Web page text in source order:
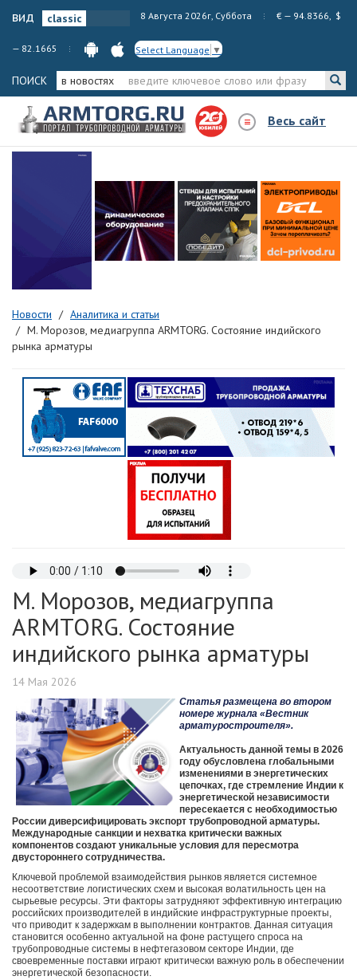
вид 8 Августа 2026г, Суббота € — 94.8366, $
— 82.1665 Select Language ▼
ПОИСК в новостях
Весь сайт
Новости
Аналитика и статьи
М. Морозов, медиагруппа ARMTORG. Состояние индийского
рынка арматуры
М. Морозов, медиагруппа
ARMTORG. Состояние
индийского рынка арматуры
14 Мая 2026
Статья размещена во втором
номережурнала «Вестник
арматуростроителя».
Актуальность данной темы в 2026
году обусловлена глобальными
изменениями в энергетических
цепочках, где стремление Индии к
энергетической независимости
пересекается с необходимостью
России диверсифицировать экспорт трубопроводной арматуры.
Международные санкции и нехватка критически важных
компонентов создают уникальные условия для пересмотра
двустороннего сотрудничества.
Ключевой проблемой взаимодействия рынков является системное
несоответствие логистических схем и высокая волатильность цен на
сырьевые ресурсы. Эти факторы затрудняют эффективную интеграцию
российских производителей в индийские инфраструктурные проекты,
что приводит к задержкам в выполнении контрактов. Данная ситуация
становится особенно актуальной на фоне растущего спроса на
трубопроводные системы в нефтегазовом секторе Индии, где
своевременные поставки играют критически важную роль в обеспечении
энергетической безопасности.